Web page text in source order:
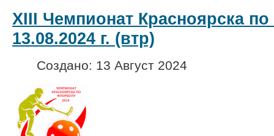
XIII Чемпионат Красноярска
13.08.2024 г. (втр)
Создано: 13 Август 2024